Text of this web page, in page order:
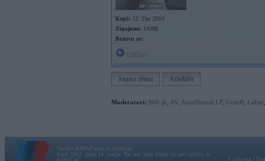
Kopš: 12. Dec 2010
Ziņojumi: 14308
Braucu ar:
Jauna tēma Atbildēt
Moderatori: 968-jk AV AiwaShuraLLP, GirtzB Lafter
Vortāls BMWPower.lv darbojas
kopš 2002. gada 14. maija. Tas nav auto klubs un nav saistīts ar
Galvena